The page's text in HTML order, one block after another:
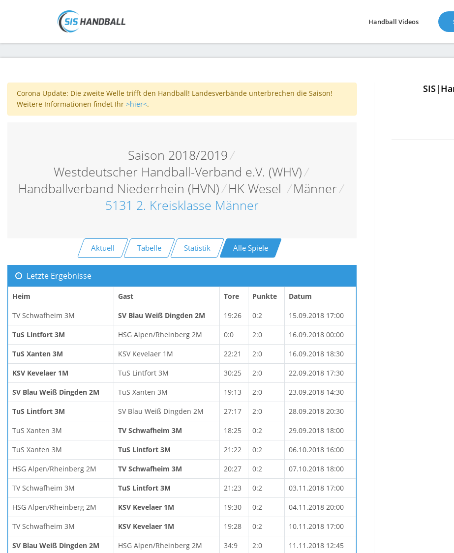
Handball Videos
Corona Update: Die zweite Welle trifft den Handball! Landesverbände unterbrechen die Saison!
Weitere Informationen findet Ihr >hier<.
Saison 2018/2019/
Westdeutscher Handball-Verband e.V. (WHV)/
Handballverband Niederrhein (HVN)/ HK Wesel /Männer/
5131 2. Kreisklasse Männer
Aktuell Tabelle Statistik Alle Spiele
Letzte Ergebnisse
Heim Gast Tore Punkte Datum
TV Schwafheim 3M SV Blau Weiß Dingden 2M 19:26 0:2 15.09.2018 17:00
TuS Lintfort 3M HSG Alpen/Rheinberg 2M 0:0 2:0 16.09.2018 00:00
TuS Xanten 3M KSV Kevelaer 1M 22:21 2:0 16.09.2018 18:30
KSV Kevelaer 1M TuS Lintfort 3M 30:25 2:0 22.09.2018 17:30
SV Blau Weiß Dingden 2M TuS Xanten 3M 19:13 2:0 23.09.2018 14:30
TuS Lintfort 3M SV Blau Weiß Dingden 2M 27:17 2:0 28.09.2018 20:30
TuS Xanten 3M TV Schwafheim 3M 18:25 0:2 29.09.2018 18:00
TuS Xanten 3M TuS Lintfort 3M 21:22 0:2 06.10.2018 16:00
HSG Alpen/Rheinberg 2M TV Schwafheim 3M 20:27 0:2 07.10.2018 18:00
TV Schwafheim 3M TuS Lintfort 3M 21:23 0:2 03.11.2018 17:00
HSG Alpen/Rheinberg 2M KSV Kevelaer 1M 19:30 0:2 04.11.2018 20:00
TV Schwafheim 3M KSV Kevelaer 1M 19:28 0:2 10.11.2018 17:00
SV Blau Weiß Dingden 2M HSG Alpen/Rheinberg 2M 34:9 2:0 11.11.2018 12:45